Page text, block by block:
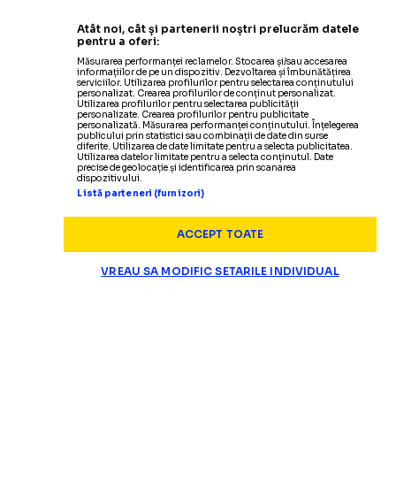
Atât noi, cât și partenerii noștri prelucrăm datele
pentru a oferi:
Măsurarea performanței reclamelor. Stocarea și/sau accesarea
informațiilor de pe un dispozitiv. Dezvoltarea și îmbunătățirea
serviciilor. Utilizarea profilurilor pentru selectarea conținutului
personalizat. Crearea profilurilor de conținut personalizat.
Utilizarea profilurilor pentru selectarea publicității
personalizate. Crearea profilurilor pentru publicitate
personalizată. Măsurarea performanței conținutului. Înțelegerea
publicului prin statistici sau combinații de date din surse
diferite. Utilizarea de date limitate pentru a selecta publicitatea.
Utilizarea datelor limitate pentru a selecta conținutul. Date
precise de geolocație și identificarea prin scanarea
dispozitivului.
Listă parteneri (furnizori)
ACCEPT TOATE
VREAU SA MODIFIC SETARILE INDIVIDUAL